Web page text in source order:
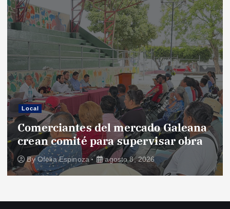
Local
Comerciantes del mercado Galeana
crean comité para supervisar obra
ByOfelia Espinoza agosto 8, 2026